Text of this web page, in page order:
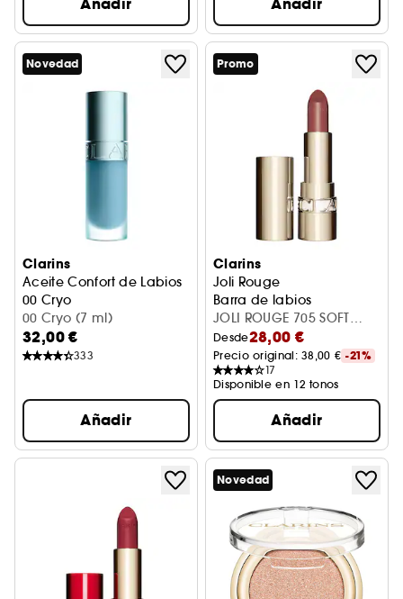
Novedad
Clarins
Aceite Confort de Labios
00 Cryo
Aceite labial efecto frío
00 Cryo (7 ml)
32,00 €
333
Añadir
Promo
Clarins
Joli Rouge
Barra de labios
JOLI ROUGE 705 SOFT
BERRY
Desde28,00 €
Precio original: 38,00 € -21%
17
Disponible en 12 tonos
Añadir
Novedad